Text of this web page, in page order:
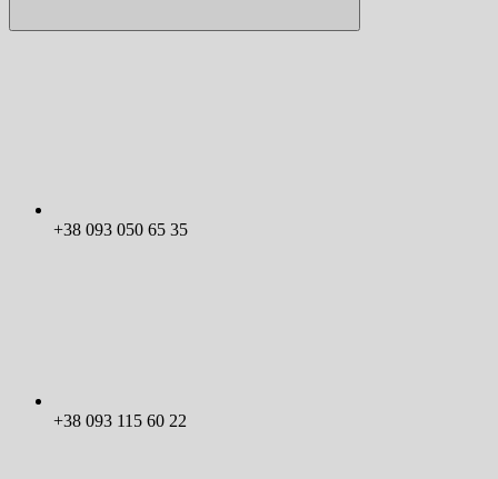
+38 093 050 65 35
+38 093 115 60 22